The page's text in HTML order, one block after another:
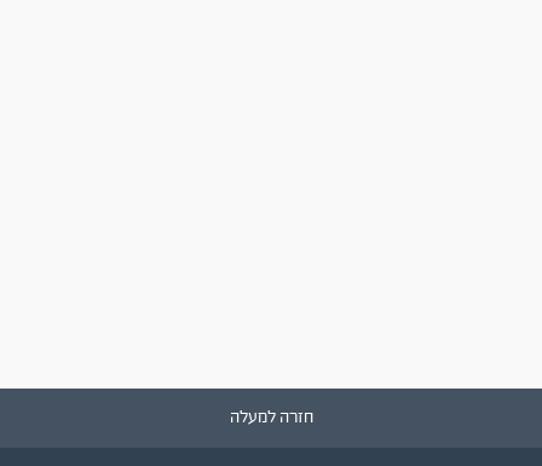
חזרה למעלה